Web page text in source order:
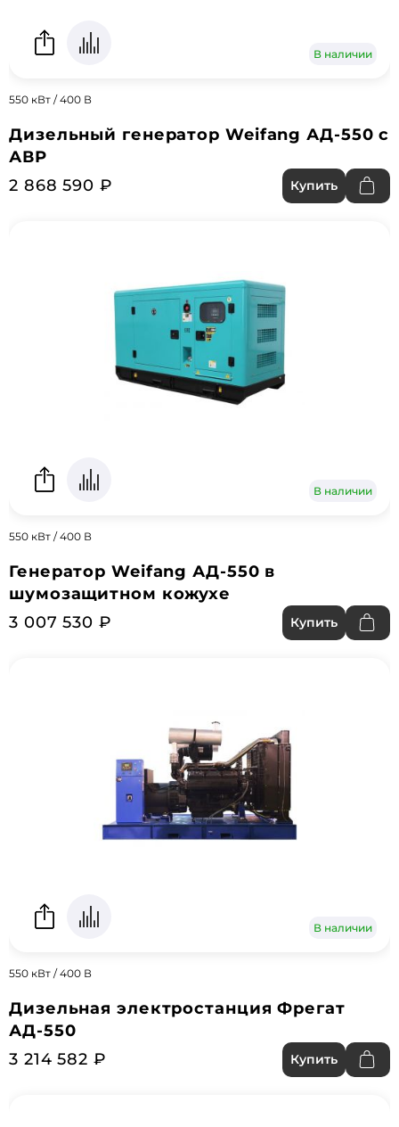
В наличии
550 кВт / 400 В
Дизельный генератор Weifang АД-550 с
АВР
2 868 590 ₽
Купить
В наличии
550 кВт / 400 В
Генератор Weifang АД-550 в
шумозащитном кожухе
3 007 530 ₽
Купить
В наличии
550 кВт / 400 В
Дизельная электростанция Фрегат
АД-550
3 214 582 ₽
Купить